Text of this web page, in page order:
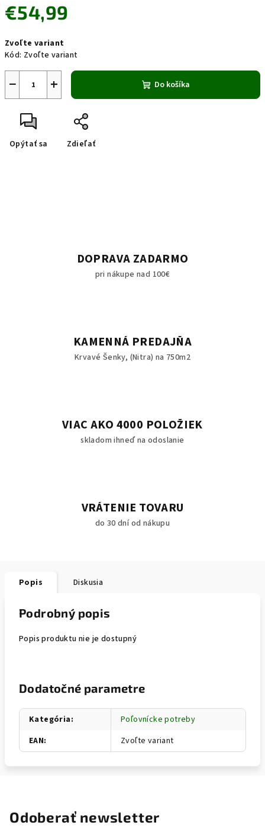
€54,99
cena:
Zvoľte variant
Kód: Zvoľte variant
+
− Do košíka
Opýtať sa Zdieľať
DOPRAVA ZADARMO
pri nákupe nad 100€
KAMENNÁ PREDAJŇA
Krvavé Šenky, (Nitra) na 750m2
VIAC AKO 4000 POLOŽIEK
skladom ihneď na odoslanie
VRÁTENIE TOVARU
do 30 dní od nákupu
Popis Diskusia
Podrobný popis
Popis produktu nie je dostupný
Dodatočné parametre
Kategória:
Poľovnícke potreby
EAN: Zvoľte variant
Odoberať newsletter